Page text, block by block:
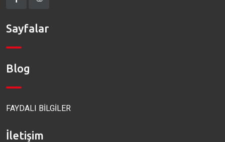
Sayfalar
Blog
FAYDALI BİLGİLER
İletişim